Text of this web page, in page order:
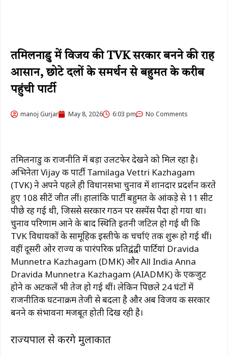
तमिलनाडु में विजय की TVK सरकार बनने की राह
आसान, छोटे दलों के समर्थन से बहुमत के करीब
पहुंची पार्टी
manoj Gurjar May 8, 2026 6:03 pm No Comments
तमिलनाडु की राजनीति में बड़ा उलटफेर देखने को मिल रहा है।
अभिनेताVijayकी पार्टीTamilaga Vettri Kazhagam
(TVK) ने अपने पहले ही विधानसभा चुनाव में शानदार प्रदर्शन करते
हुए 108 सीटें जीत लीं। हालांकि पार्टी बहुमत के आंकड़े से 11 सीट
पीछे रह गई थी, जिससे सरकार गठन पर सस्पेंस पैदा हो गया था।
चुनाव परिणाम आने के बाद स्थिति इतनी जटिल हो गई थी कि
TVK विधायकों के सामूहिक इस्तीफे की चर्चाएं तक शुरू हो गई थीं।
वहीं दूसरी ओर राज्य की पारंपरिक प्रतिद्वंद्वी पार्टियां Dravida
Munnetra Kazhagam (DMK) औरAll India Anna
Dravida Munnetra Kazhagam (AIADMK) के एकजुट
होने की अटकलें भी तेज हो गई थीं। लेकिन पिछले 24 घंटों में
राजनीतिक घटनाक्रम तेजी से बदला है और अब विजय की सरकार
बनने की संभावना मजबूत होती दिख रही है।
राज्यपाल से करेंगे मुलाकात